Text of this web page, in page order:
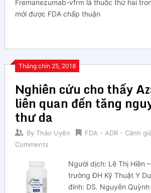
Fremanezumab-vfrm là thuốc thứ hai
mới được FDA chấp thuận
Tháng chín 25, 2018
Nghiên cứu cho thấy
liên quan đến tăng
thư da
By Thảo Uyên FDA - ADR - Cảnh
Comments
Người dịch: Lê Thị Hiền
trường ĐH Kỹ Thuật Y
đính: DS. Nguyễn Quỳnh